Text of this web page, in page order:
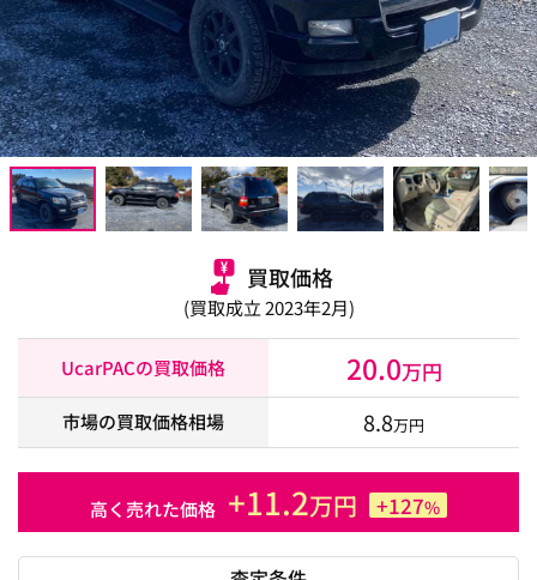
買取価格
(買取成立 2023年2月)
UcarPACの買取価格 20.0万円
市場の買取価格相場 8.8万円
高く売れた価格 +11.2万円 +127%